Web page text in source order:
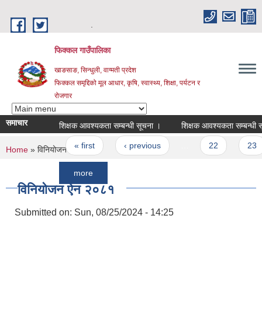
फिक्कल गाउँपालिका
खाङसाङ, सिन्धुली, वाग्मती प्रदेश
फिक्कल समृद्दिको मूल आधार, कृषि, स्वास्थ्य, शिक्षा, पर्यटन र
रोजगार
समाचार शिक्षक आवश्यकता सम्बन्धी सूचना । शिक्षक आवश्यकता सम्बन्धी सूचना ।
Pages
« first ‹ previous …
You are here
Home » विनियोजन ऐन २०८१
विनियोजन ऐन २०८१
Submitted on: Sun, 08/25/2024 - 14:25